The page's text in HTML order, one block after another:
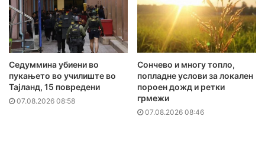
Седуммина убиени во
пукањето во училиште во
Тајланд, 15 повредени
07.08.2026 08:58
Сончево и многу топло,
попладне услови за локален
пороен дожд и ретки
грмежи
07.08.2026 08:46